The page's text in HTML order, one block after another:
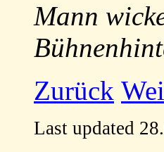
Mann
Zurück
Last updated